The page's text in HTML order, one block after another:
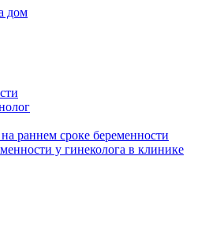
дом
раннем сроке беременности
у гинеколога в клинике